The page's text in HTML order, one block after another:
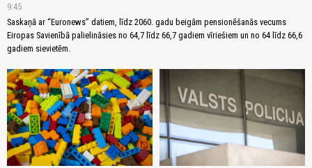
9:45
Saskaņā ar “Euronews” datiem, līdz 2060. gadu beigām pensionēšanās vecums
Eiropas Savienībā palielināsies no 64,7 līdz 66,7 gadiem vīriešiem un no 64 līdz 66,6
gadiem sievietēm.